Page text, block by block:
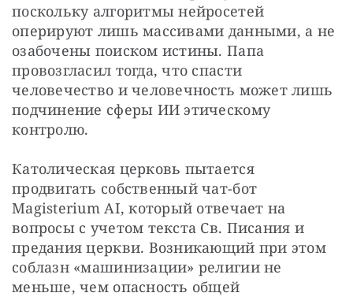
поскольку алгоритмы нейросетей
оперируют лишь массивами данными, а не
озабочены поиском истины. Папа
провозгласил тогда, что спасти
человечество и человечность может лишь
подчинение сферы ИИ этическому
контролю.
Католическая церковь пытается
продвигать собственный чат-бот
Magisterium AI, который отвечает на
вопросы с учетом текста Св. Писания и
предания церкви. Возникающий при этом
соблазн «машинизации» религии не
меньше, чем опасность общей